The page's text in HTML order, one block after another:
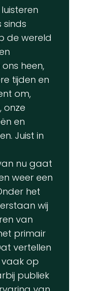
de wereld
heen,
tijden en
om,
onze
en
Juist in
nu gaat
weer een
het
wij
van
primair
vertellen
op
publiek